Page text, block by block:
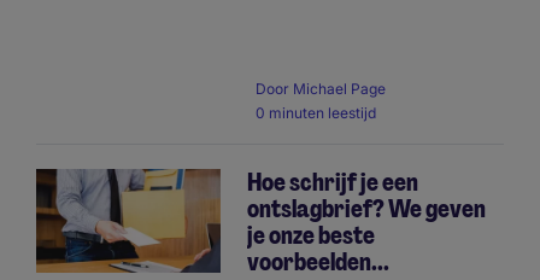
Door Michael Page
0 minuten leestijd
Hoe schrijf je een
ontslagbrief? We geven
je onze beste
voorbeelden...